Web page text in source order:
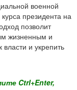
военной
президента на
позволит
жизненным и
и укрепить
Ctrl+Enter,